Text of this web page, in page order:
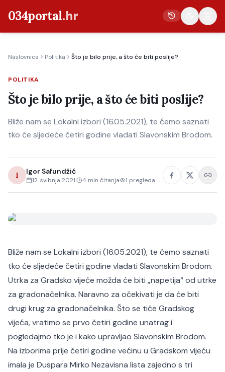
034portal.hr
Crna kronika
Poljoprivreda
Politika
Gospodarstvo
Život
Kultura
Sport
Naslovnica Politika Što je bilo prije, a što će biti poslije?
POLITIKA
Što je bilo prije, a što će biti poslije?
Bliže nam se Lokalni izbori (16.05.2021), te ćemo saznati
tko će sljedeće četiri godine vladati Slavonskim Brodom.
I Igor Safundžić
12. svibnja 2021. 4 min čitanja 1 pregleda
Bliže nam se Lokalni izbori (16.05.2021), te ćemo saznati
tko će sljedeće četiri godine vladati Slavonskim Brodom.
Utrka za Gradsko vijeće možda će biti „napetija“ od utrke
za gradonačelnika. Naravno za očekivati je da će biti
drugi krug za gradonačelnika. Što se tiče Gradskog
vijeća, vratimo se prvo četiri godine unatrag i
pogledajmo tko je i kako upravljao Slavonskim Brodom.
Na izborima prije četiri godine većinu u Gradskom vijeću
imala je Duspara Mirko Nezavisna lista zajedno s tri